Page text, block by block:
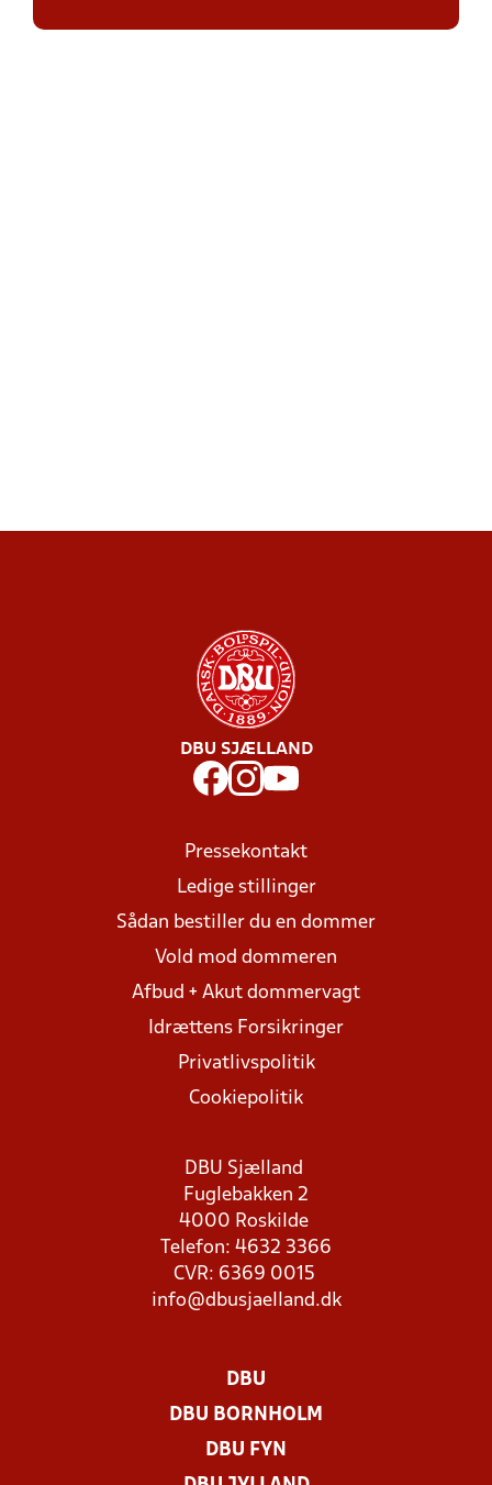
DBU SJÆLLAND
Pressekontakt
Ledige stillinger
Sådan bestiller du en dommer
Vold mod dommeren
Afbud + Akut dommervagt
Idrættens Forsikringer
Privatlivspolitik
Cookiepolitik
DBU Sjælland
Fuglebakken 2
4000 Roskilde
Telefon: 4632 3366
CVR: 6369 0015
info@dbusjaelland.dk
DBU
DBU BORNHOLM
DBU FYN